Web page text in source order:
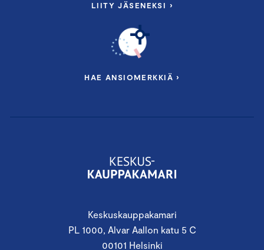
Keskuskauppakamari
PL 1000, Alvar Aallon katu 5 C
00101 Helsinki
LIITY JÄSENEKSI ›
HAE ANSIOMERKKIÄ ›